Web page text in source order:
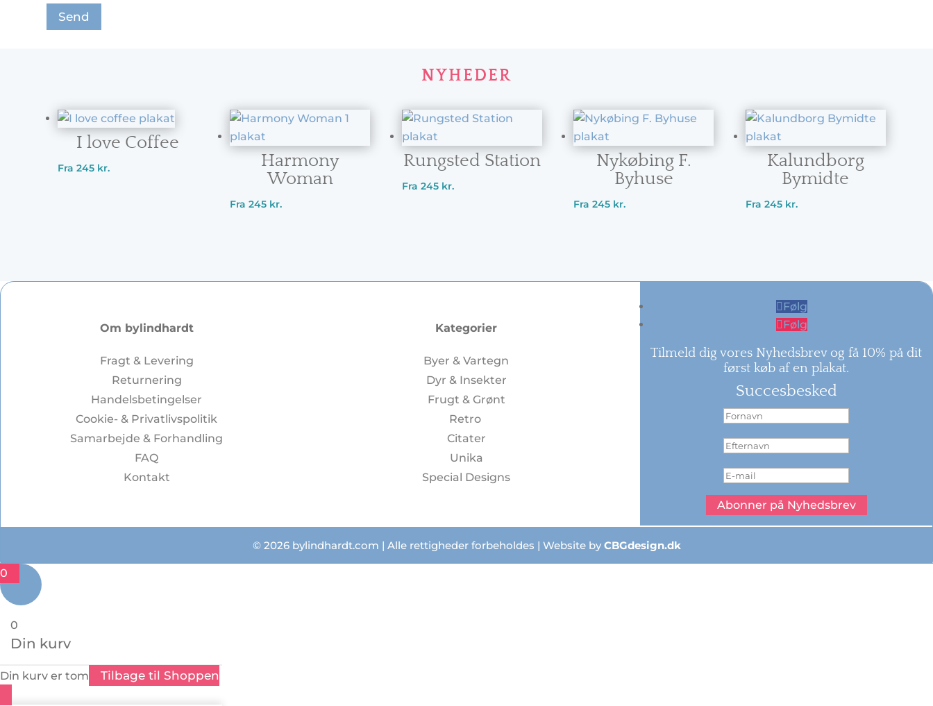
NYHEDER
I love Coffee
Fra245 kr.
Harmony
Woman
Fra 245 kr.
Rungsted Station
Fra 245 kr.
Nykøbing F.
Byhuse
Fra245 kr.
Kalundborg
Bymidte
Fra 245 kr.
Om bylindhardt
Fragt & Levering
Returnering
Handelsbetingelser
Cookie- & Privatlivspolitik
Samarbejde & Forhandling
FAQ
Kontakt
Kategorier
Byer & Vartegn
Dyr & Insekter
Frugt & Grønt
Retro
Citater
Unika
Special Designs
Følg
Følg
Tilmeld dig vores Nyhedsbrev og få 10% på dit
først køb af en plakat.
Succesbesked
Abonner på Nyhedsbrev
© 2026 bylindhardt.com | Alle rettigheder forbeholdes | Website byCBGdesign.dk
0
0
Din kurv
Din kurv er tom Tilbage til Shoppen